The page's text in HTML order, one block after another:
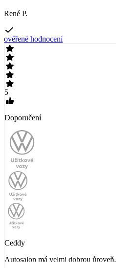
René P.
ověřené hodnocení
5
Doporučení
Ceddy
Autosalon má velmi dobrou ůroveň.